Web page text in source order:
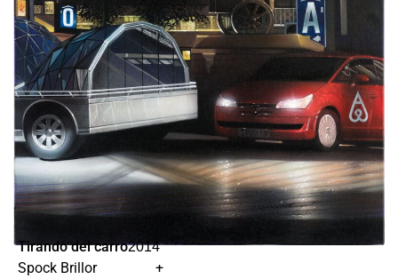
Tirando del carro
Spock Brillor
2014
+